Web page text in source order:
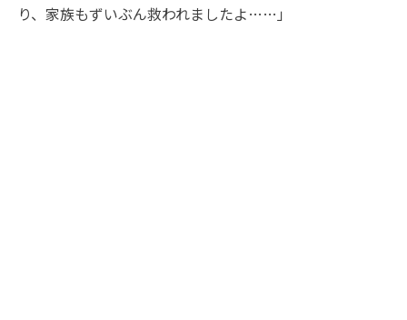
り、家族もずいぶん救われましたよ……」